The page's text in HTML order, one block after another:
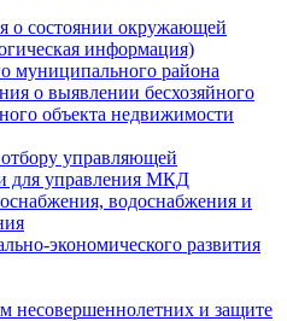
о состоянии окружающей
информация)
муниципального района
о выявлении бесхозяйного
объекта недвижимости
управляющей
для управления МКД
водоснабжения и
экономического развития
несовершеннолетних и защите